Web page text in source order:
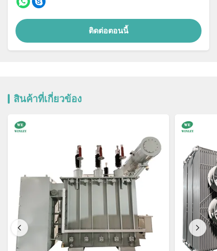
ติดต่อตอนนี้
สินค้าที่เกี่ยวข้อง